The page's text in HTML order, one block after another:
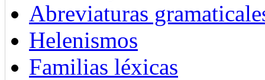
Abreviaturas
Helenismos
Familias léxicas